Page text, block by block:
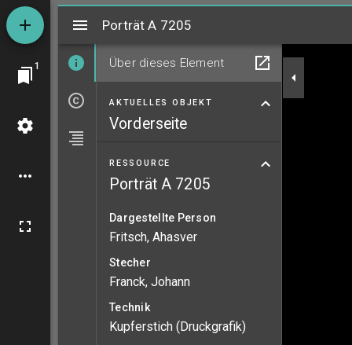
1
MiradorPorträt A 7205
Über dieses Element
AKTUELLES OBJEKT
Vorderseite
RESSOURCE
Porträt A 7205
Dargestellte Person
Fritsch, Ahasver
Stecher
Franck, Johann
Technik
Kupferstich (Druckgrafik)
Porträt A 7205